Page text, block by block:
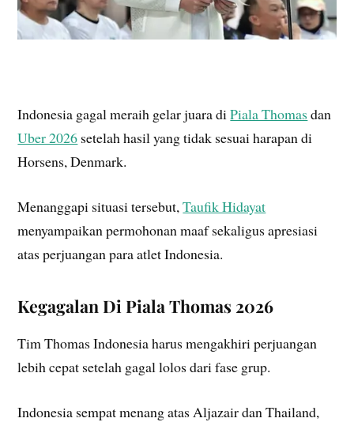
Indonesia gagal meraih gelar juara diPiala Thomas dan
Uber 2026 setelah hasil yang tidak sesuai harapan di
Horsens, Denmark.
Menanggapi situasi tersebut,Taufik Hidayat
menyampaikan permohonan maaf sekaligus apresiasi
atas perjuangan para atlet Indonesia.
Kegagalan Di Piala Thomas 2026
Tim Thomas Indonesia harus mengakhiri perjuangan
lebih cepat setelah gagal lolos dari fase grup.
Indonesia sempat menang atas Aljazair dan Thailand,